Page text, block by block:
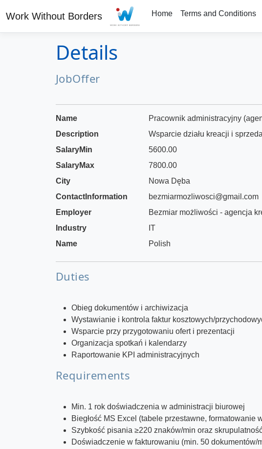
Work Without Borders Home Terms and Conditions
Details
JobOffer
Name
Pracownik administracyjny
Description
Wsparcie działu kreacji i
SalaryMin
5600.00
SalaryMax
7800.00
City
Nowa Dęba
ContactInformation
bezmiarmozliwosci@gmail.com
Employer
Bezmiar możliwości - agencja
Industry
IT
Name
Polish
Duties
Obieg dokumentów i archiwizacja
Wystawianie i kontrola faktur kosztowych/
Wsparcie przy przygotowaniu ofert i prezentacji
Organizacja spotkań i kalendarzy
Raportowanie KPI administracyjnych
Requirements
Min. 1 rok doświadczenia w administracji biurowej
Biegłość MS Excel (tabele przestawne, formatowanie
Szybkość pisania ≥220 znaków/min oraz
Doświadczenie w fakturowaniu (min. 50 dokumentów/